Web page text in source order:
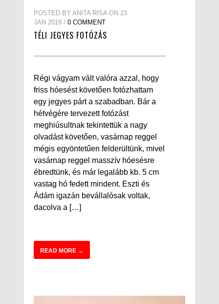
POSTED BY ANITA RISA ON 23
JAN 2018 / 0 COMMENT
TÉLI JEGYES FOTÓZÁS
Régi vágyam vált valóra azzal, hogy
friss hóesést követően fotózhattam
egy jegyes párt a szabadban. Bár a
hétvégére tervezett fotózást
meghiúsultnak tekintettük a nagy
olvadást követően, vasárnap reggel
mégis egyöntetűen felderültünk, mivel
vasárnap reggel masszív hóesésre
ébredtünk, és már legalább kb. 5 cm
vastag hó fedett mindent. Eszti és
Ádám igazán bevállalósak voltak,
dacolva a […]
READ MORE →